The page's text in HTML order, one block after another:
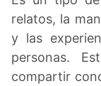
relatos, la
y las
personas.
compartir